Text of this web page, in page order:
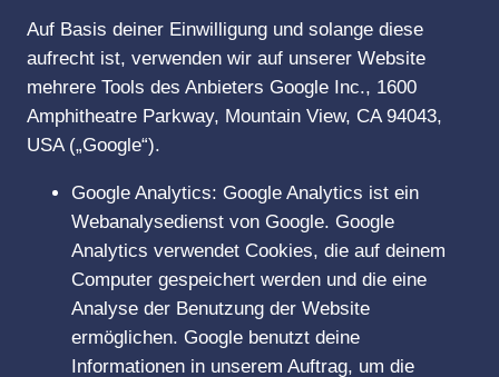
Auf Basis deiner Einwilligung und solange diese
aufrecht ist, verwenden wir auf unserer Website
mehrere Tools des Anbieters Google Inc., 1600
Amphitheatre Parkway, Mountain View, CA 94043,
USA („Google“).
Google Analytics: Google Analytics ist ein
Webanalysedienst von Google. Google
Analytics verwendet Cookies, die auf deinem
Computer gespeichert werden und die eine
Analyse der Benutzung der Website
ermöglichen. Google benutzt deine
Informationen in unserem Auftrag, um die